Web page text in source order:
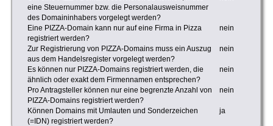
eine Steuernummer bzw. die Personalausweisnummer
des Domaininhabers vorgelegt werden?
Eine PIZZA-Domain kann nur auf eine Firma in Pizza
registriert werden?
nein
Zur Registrierung von PIZZA-Domains muss ein Auszug
aus dem Handelsregister vorgelegt werden?
nein
Es können nur PIZZA-Domains registriert werden, die
ähnlich oder exakt dem Firmennamen entsprechen?
nein
Pro Antragsteller können nur eine begrenzte Anzahl von
PIZZA-Domains registriert werden?
nein
Können Domains mit Umlauten und Sonderzeichen
(=IDN) registriert werden?
ja